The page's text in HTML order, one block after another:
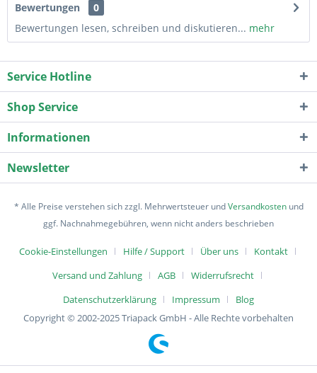
Bewertungen
0
Bewertungen lesen, schreiben und diskutieren... mehr
Service Hotline
Shop Service
Informationen
Newsletter
* Alle Preise verstehen sich zzgl. Mehrwertsteuer undVersandkostenund
ggf. Nachnahmegebühren, wenn nicht anders beschrieben
Cookie-Einstellungen Hilfe / Support Über uns
Kontakt
Versand und Zahlung
AGB
Widerrufsrecht
Datenschutzerklärung
Impressum
Blog
Copyright © 2002-2025 Triapack GmbH - Alle Rechte vorbehalten